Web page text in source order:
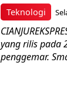
Teknologi
yang rilis pada
penggemar.